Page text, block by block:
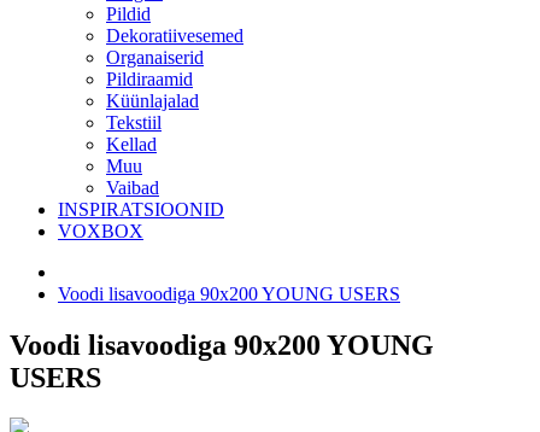
Pildid
Dekoratiivesemed
Organaiserid
Pildiraamid
Küünlajalad
Tekstiil
Kellad
Muu
Vaibad
INSPIRATSIOONID
VOXBOX
Voodi lisavoodiga 90x200 YOUNG USERS
Voodi lisavoodiga 90x200 YOUNG
USERS